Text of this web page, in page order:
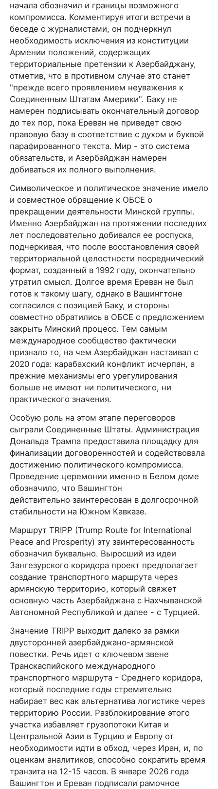
начала обозначил и границы возможного
компромисса. Комментируя итоги встречи в
беседе с журналистами, он подчеркнул
необходимость исключения из конституции
Армении положений, содержащих
территориальные претензии к Азербайджану,
отметив, что в противном случае это станет
"прежде всего проявлением неуважения к
Соединенным Штатам Америки". Баку не
намерен подписывать окончательный договор
до тех пор, пока Ереван не приведет свою
правовую базу в соответствие с духом и буквой
парафированного текста. Мир - это система
обязательств, и Азербайджан намерен
добиваться их полного выполнения.
Символическое и политическое значение имело
и совместное обращение к ОБСЕ о
прекращении деятельности Минской группы.
Именно Азербайджан на протяжении последних
лет последовательно добивался ее роспуска,
подчеркивая, что после восстановления своей
территориальной целостности посреднический
формат, созданный в 1992 году, окончательно
утратил смысл. Долгое время Ереван не был
готов к такому шагу, однако в Вашингтоне
согласился с позицией Баку, и стороны
совместно обратились в ОБСЕ с предложением
закрыть Минский процесс. Тем самым
международное сообщество фактически
признало то, на чем Азербайджан настаивал с
2020 года: карабахский конфликт исчерпан, а
прежние механизмы его урегулирования
больше не имеют ни политического, ни
практического значения.
Особую роль на этом этапе переговоров
сыграли Соединенные Штаты. Администрация
Дональда Трампа предоставила площадку для
финализации договоренностей и содействовала
достижению политического компромисса.
Проведение церемонии именно в Белом доме
обозначило, что Вашингтон
действительно заинтересован в долгосрочной
стабильности на Южном Кавказе.
Маршрут TRIPP (Trump Route for International
Peace and Prosperity) эту заинтересованность
обозначил буквально. Выросший из идеи
Зангезурского коридора проект предполагает
создание транспортного маршрута через
армянскую территорию, который свяжет
основную часть Азербайджана с Нахчыванской
Автономной Республикой и далее - с Турцией.
Значение TRIPP выходит далеко за рамки
двусторонней азербайджано-армянской
повестки. Речь идет о ключевом звене
Транскаспийского международного
транспортного маршрута - Среднего коридора,
который последние годы стремительно
набирает вес как альтернатива логистике через
территорию России. Разблокирование этого
участка избавляет грузопотоки Китая и
Центральной Азии в Турцию и Европу от
необходимости идти в обход, через Иран, и, по
оценкам аналитиков, способно сократить время
транзита на 12-15 часов. В январе 2026 года
Вашингтон и Ереван подписали рамочное